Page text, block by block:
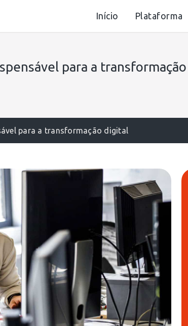
Início Plataforma
para a
para a transformação digital